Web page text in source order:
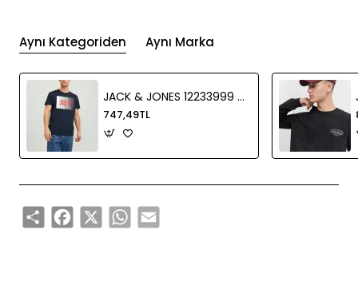
Aynı Kategoriden Aynı Marka
JACK & JONES 12233999 0 YAKA ONU CIZGI USTU JACK JONES YAZILI KISA KOL %100 COTON TSHIRT
747,49TL
ShareFacebook
X WhatsApp
Email